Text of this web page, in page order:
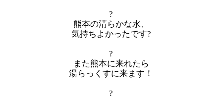
?
熊本の清らかな水、
気持ちよかったです?
?
また熊本に来れたら
湯らっくすに来ます！
?